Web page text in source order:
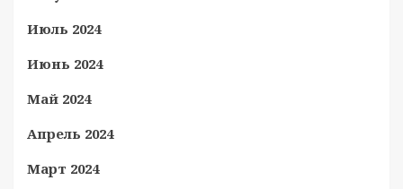
Июль 2024
Июнь 2024
Май 2024
Апрель 2024
Март 2024